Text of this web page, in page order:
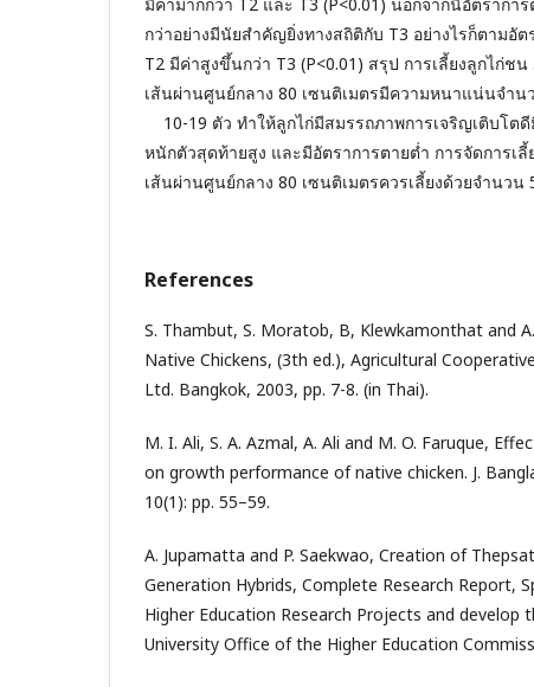
กว่าอย่างมีนัยสำคัญยิ่งทางสถิติกับ T3 อย่างไรก็ตามอั
T2 มีค่าสูงขึ้นกว่า T3 (P<0.01) สรุป การเลี้ยงลูกไก่ช
เส้นผ่านศูนย์กลาง 80 เซนติเมตรมีความหนาแน่นจำ
10-19 ตัว ทำให้ลูกไก่มีสมรรถภาพการเจริญเติบโต
หนักตัวสุดท้ายสูง และมีอัตราการตายต่ำ การจัดการเ
เส้นผ่านศูนย์กลาง 80 เซนติเมตรควรเลี้ยงด้วยจำนวน
References
S. Thambut, S. Moratob, B, Klewkamonthat and
Native Chickens, (3th ed.), Agricultural
Ltd. Bangkok, 2003, pp. 7-8. (in Thai).
M. I. Ali, S. A. Azmal, A. Ali and M. O. Faruque,
on growth performance of native chicken. J.
10(1): pp. 55–59.
A. Jupamatta and P. Saekwao, Creation of
Generation Hybrids, Complete Research Report,
Higher Education Research Projects and develop
University Office of the Higher Education